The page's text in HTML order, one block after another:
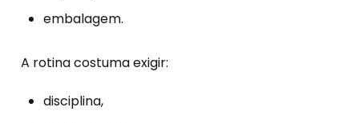
embalagem.
A rotina costuma exigir:
disciplina,